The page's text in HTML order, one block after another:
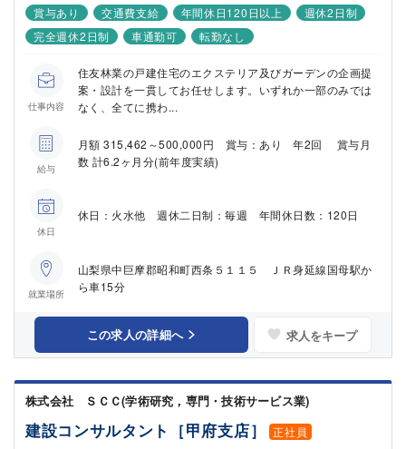
賞与あり
交通費支給 年間休日120日以上
週休2日制
完全週休2日制
車通勤可 転勤なし
仕事内容
住友林業の戸建住宅のエクステリア及びガーデンの企画提
案・設計を一貫してお任せします。いずれか一部のみでは
なく、全てに携わ...
給与
月額 315,462～500,000円 賞与：あり 年2回 賞与月
数 計6.2ヶ月分(前年度実績)
休日
休日：火水他 週休二日制：毎週 年間休日数：120日
就業場所
山梨県中巨摩郡昭和町西条５１１５ ＪＲ身延線国母駅か
ら車15分
この求人の詳細へ 求人をキープ
株式会社 ＳＣＣ(学術研究，専門・技術サービス業)
建設コンサルタント［甲府支店］ 正社員